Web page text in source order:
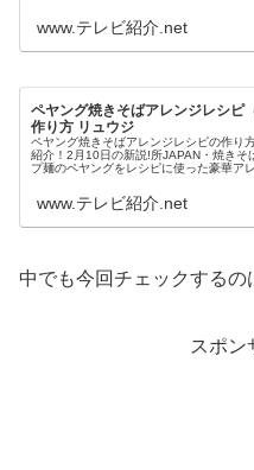
が、簡単焼きそばアレ...
www.テレビ紹介.net
ペヤング焼きそばアレンジレシピ
作り方 リュウジ
ペヤング焼きそばアレンジレシピの作り
紹介！2月10日の新説!所JAPAN・焼き
プ麺のペヤングをレシピに使った豪華ア
ヤング焼きそばアレン...
www.テレビ紹介.net
中でも今回チェックする
スポン